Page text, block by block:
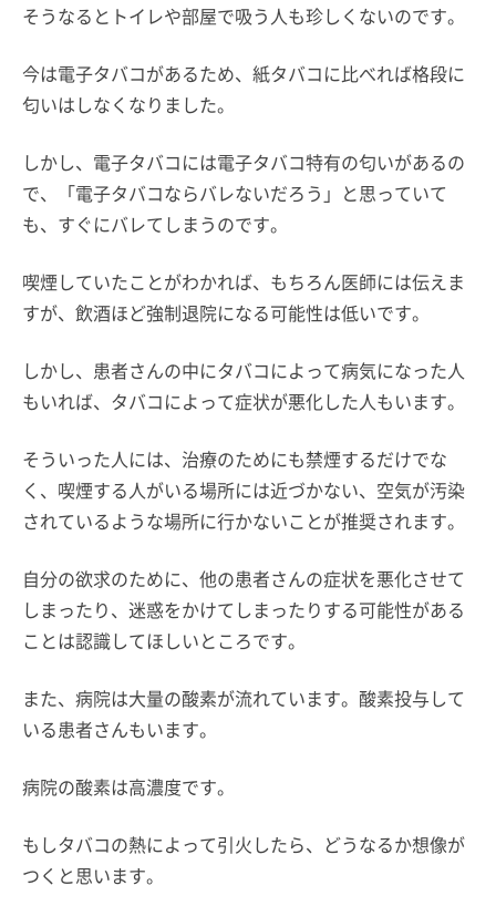
そうなるとトイレや部屋で吸う人も珍しくないのです。
今は電子タバコがあるため、紙タバコに比べれば格段に
匂いはしなくなりました。
しかし、電子タバコには電子タバコ特有の匂いがあるの
で、「電子タバコならバレないだろう」と思っていて
も、すぐにバレてしまうのです。
喫煙していたことがわかれば、もちろん医師には伝えま
すが、飲酒ほど強制退院になる可能性は低いです。
しかし、患者さんの中にタバコによって病気になった人
もいれば、タバコによって症状が悪化した人もいます。
そういった人には、治療のためにも禁煙するだけでな
く、喫煙する人がいる場所には近づかない、空気が汚染
されているような場所に行かないことが推奨されます。
自分の欲求のために、他の患者さんの症状を悪化させて
しまったり、迷惑をかけてしまったりする可能性がある
ことは認識してほしいところです。
また、病院は大量の酸素が流れています。酸素投与して
いる患者さんもいます。
病院の酸素は高濃度です。
もしタバコの熱によって引火したら、どうなるか想像が
つくと思います。